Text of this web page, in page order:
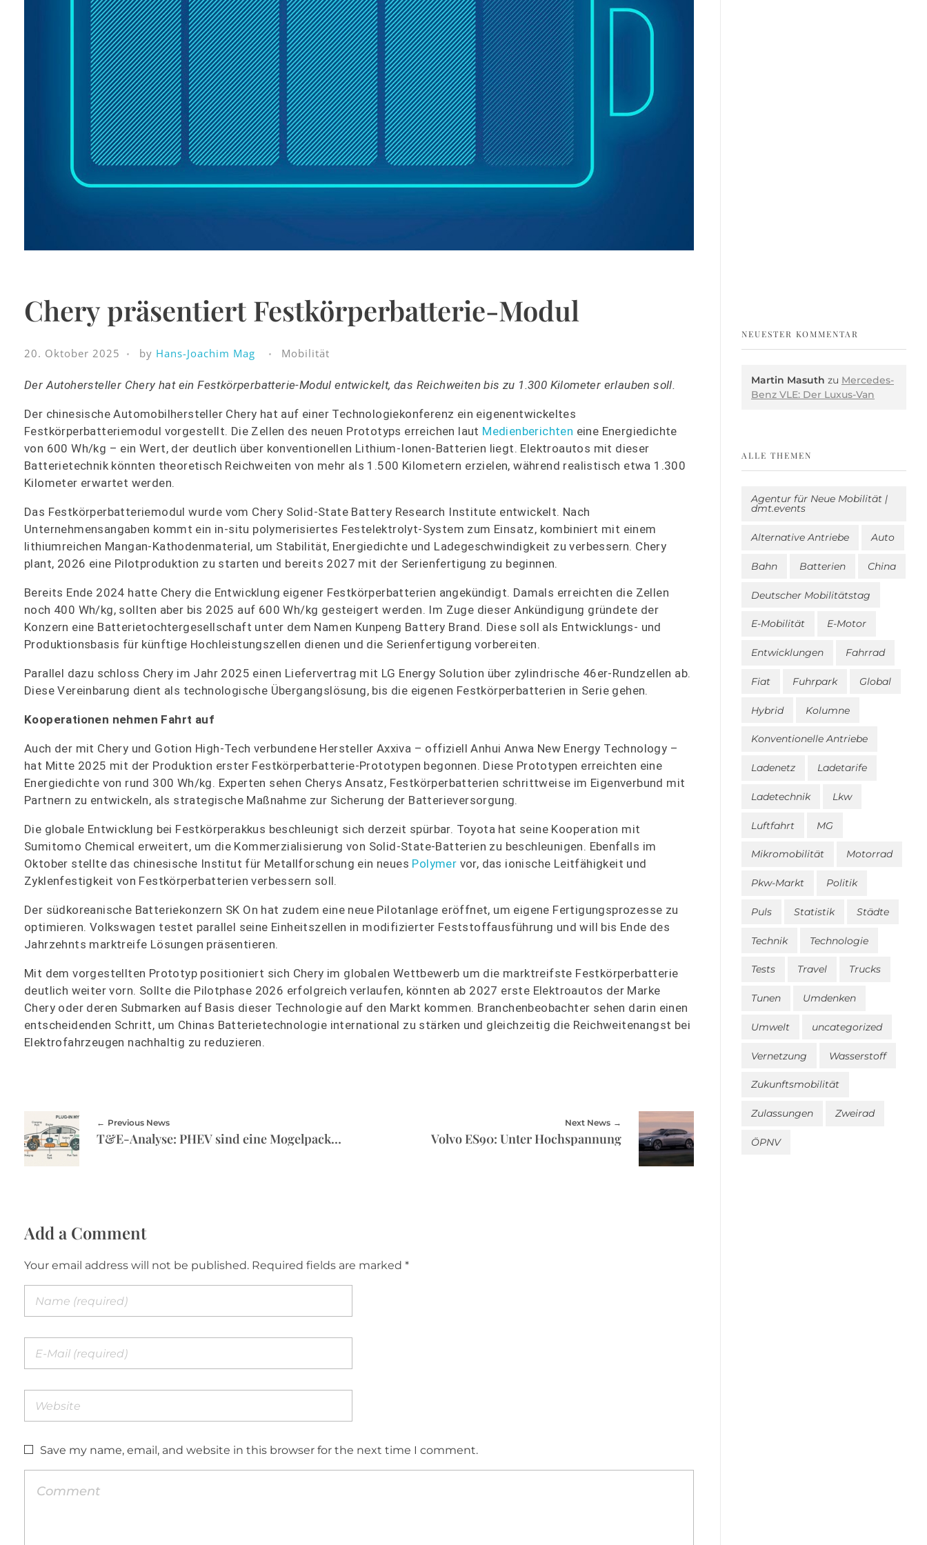
Chery präsentiert Festkörperbatterie-Modul
20. Oktober 2025 by Hans-Joachim Mag Mobilität
Der Autohersteller Chery hat ein Festkörperbatterie-Modul entwickelt, das Reichweiten bis zu 1.300 Kilometer erlauben soll.
Der chinesische Automobilhersteller Chery hat auf einer Technologiekonferenz ein eigenentwickeltes
Festkörperbatteriemodul vorgestellt. Die Zellen des neuen Prototyps erreichen laut Medienberichten eine Energiedichte
von 600 Wh/kg – ein Wert, der deutlich über konventionellen Lithium-Ionen-Batterien liegt. Elektroautos mit dieser
Batterietechnik könnten theoretisch Reichweiten von mehr als 1.500 Kilometern erzielen, während realistisch etwa 1.300
Kilometer erwartet werden.
Das Festkörperbatteriemodul wurde vom Chery Solid-State Battery Research Institute entwickelt. Nach
Unternehmensangaben kommt ein in-situ polymerisiertes Festelektrolyt-System zum Einsatz, kombiniert mit einem
lithiumreichen Mangan-Kathodenmaterial, um Stabilität, Energiedichte und Ladegeschwindigkeit zu verbessern. Chery
plant, 2026 eine Pilotproduktion zu starten und bereits 2027 mit der Serienfertigung zu beginnen.
Bereits Ende 2024 hatte Chery die Entwicklung eigener Festkörperbatterien angekündigt. Damals erreichten die Zellen
noch 400 Wh/kg, sollten aber bis 2025 auf 600 Wh/kg gesteigert werden. Im Zuge dieser Ankündigung gründete der
Konzern eine Batterietochtergesellschaft unter dem Namen Kunpeng Battery Brand. Diese soll als Entwicklungs- und
Produktionsbasis für künftige Hochleistungszellen dienen und die Serienfertigung vorbereiten.
Parallel dazu schloss Chery im Jahr 2025 einen Liefervertrag mit LG Energy Solution über zylindrische 46er-Rundzellen ab.
Diese Vereinbarung dient als technologische Übergangslösung, bis die eigenen Festkörperbatterien in Serie gehen.
Kooperationen nehmen Fahrt auf
Auch der mit Chery und Gotion High-Tech verbundene Hersteller Axxiva – offiziell Anhui Anwa New Energy Technology –
hat Mitte 2025 mit der Produktion erster Festkörperbatterie-Prototypen begonnen. Diese Prototypen erreichten eine
Energiedichte von rund 300 Wh/kg. Experten sehen Cherys Ansatz, Festkörperbatterien schrittweise im Eigenverbund mit
Partnern zu entwickeln, als strategische Maßnahme zur Sicherung der Batterieversorgung.
Die globale Entwicklung bei Festkörperakkus beschleunigt sich derzeit spürbar. Toyota hat seine Kooperation mit
Sumitomo Chemical erweitert, um die Kommerzialisierung von Solid-State-Batterien zu beschleunigen. Ebenfalls im
Oktober stellte das chinesische Institut für Metallforschung ein neues Polymer vor, das ionische Leitfähigkeit und
Zyklenfestigkeit von Festkörperbatterien verbessern soll.
Der südkoreanische Batteriekonzern SK On hat zudem eine neue Pilotanlage eröffnet, um eigene Fertigungsprozesse zu
optimieren. Volkswagen testet parallel seine Einheitszellen in modifizierter Feststoffausführung und will bis Ende des
Jahrzehnts marktreife Lösungen präsentieren.
Mit dem vorgestellten Prototyp positioniert sich Chery im globalen Wettbewerb um die marktreifste Festkörperbatterie
deutlich weiter vorn. Sollte die Pilotphase 2026 erfolgreich verlaufen, könnten ab 2027 erste Elektroautos der Marke
Chery oder deren Submarken auf Basis dieser Technologie auf den Markt kommen. Branchenbeobachter sehen darin einen
entscheidenden Schritt, um Chinas Batterietechnologie international zu stärken und gleichzeitig die Reichweitenangst bei
Elektrofahrzeugen nachhaltig zu reduzieren.
Previous News
T&E-Analyse: PHEV sind eine Mogelpackung
Next News
Volvo ES90: Unter Hochspannung
Add a Comment
Your email address will not be published. Required fields are marked *
Save my name, email, and website in this browser for the next time I comment.
NEUESTER KOMMENTAR
Martin Masuth zu Mercedes-
Benz VLE: Der Luxus-Van
ALLE THEMEN
Agentur für Neue Mobilität |
dmt.events
Alternative Antriebe Auto
Bahn Batterien China
Deutscher Mobilitätstag
E-Mobilität E-Motor
Entwicklungen Fahrrad
Fiat Fuhrpark Global
Hybrid Kolumne
Konventionelle Antriebe
Ladenetz Ladetarife
Ladetechnik Lkw
Luftfahrt MG
Mikromobilität Motorrad
Pkw-Markt Politik
Puls Statistik Städte
Technik Technologie
Tests Travel Trucks
Tunen Umdenken
Umwelt uncategorized
Vernetzung Wasserstoff
Zukunftsmobilität
Zulassungen Zweirad
ÖPNV